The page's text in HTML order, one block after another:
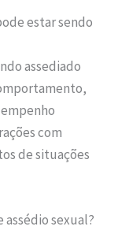
estar sendo
assediado
com
de situações
assédio sexual?